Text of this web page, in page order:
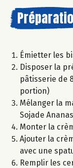
Émietter les
Disposer la
pâtisserie de
portion)
Mélanger la
Sojade
Monter la
Ajouter la
avec une
Remplir les